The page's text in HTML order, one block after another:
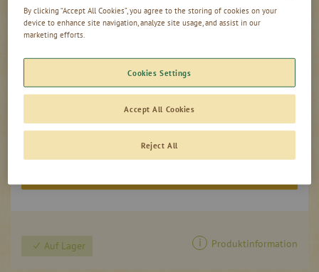
Artikel
16,95 €/ 1 l
0,02l - Flasche
0,90 €
- +
inkl. MwSt, zzgl. Versand 0,00€
Auf Lager Produktinformation
By clicking “Accept All Cookies”, you agree to the storing of cookies on your
device to enhance site navigation, analyze site usage, and assist in our
marketing efforts.
Cookies Settings
Reject All
Accept All Cookies